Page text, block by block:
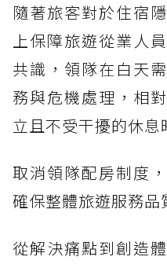
隨著旅客對於住宿
上保障旅遊從業人
共識，領隊在白天
務與危機處理，相
立且不受干擾的休息
取消領隊配房制度
確保整體旅遊服務品
從解決痛點到創造